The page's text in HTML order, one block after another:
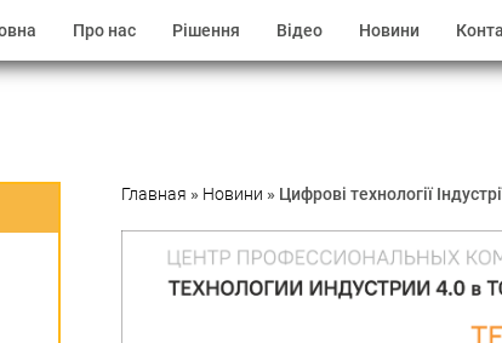
Про нас Рішення Відео Новини
Главная » Новини » Цифрові технології